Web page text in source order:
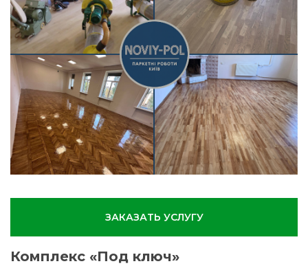
ЗАКАЗАТЬ УСЛУГУ
Комплекс «Под ключ»